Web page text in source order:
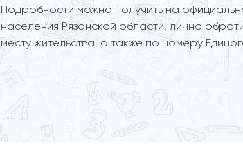
Подробности можно получить на
населения Рязанской области, лично
месту жительства, а также по номеру